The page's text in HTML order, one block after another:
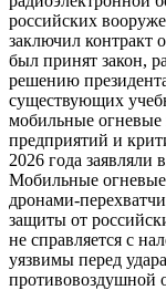
российских
заключил контракт
был принят закон,
решению
существующих
мобильные огневые
предприятий и
2026 года заявляли
Мобильные
дронами-
защиты от
не справляется с
уязвимы перед
противовоздушной